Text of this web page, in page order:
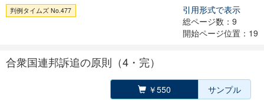
判例タイムズ No.477
引用形式で表示
総ページ数：9
開始ページ位置：19
合衆国連邦訴追の原則（4・完）
￥550 サンプル